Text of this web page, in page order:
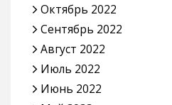
Октябрь 2022
Сентябрь 2022
Август 2022
Июль 2022
Июнь 2022